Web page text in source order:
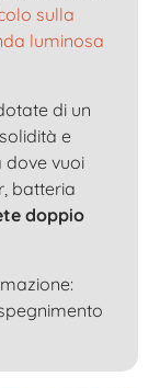
sulla
luminosa
di un
e
dove vuoi
batteria
doppio